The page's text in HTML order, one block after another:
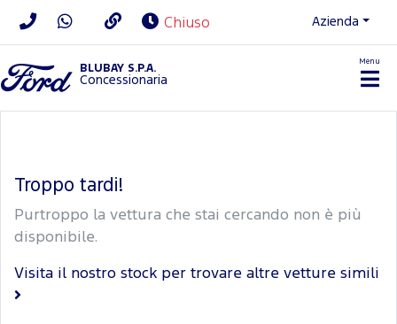
Chiuso Azienda
BLUBAY S.P.A.
Concessionaria
Menu
Troppo tardi!
Purtroppo la vettura che stai cercando non è più
disponibile.
Visita il nostro stock per trovare altre vetture simili